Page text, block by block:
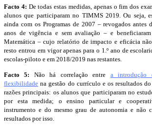
Facto 4: De todas estas medidas, apenas o fim dos
alunos que participaram no TIMMS 2019. Ou seja,
ainda com os Programas de 2007 – revogados antes
anos de vigência e sem avaliação – e
Matemática – cujo relatório de impacto e eficácia
resto entrou em vigor apenas para o 1.º ano de
escolas-piloto e em 2018/2019 nas restantes.
Facto 5: Não há correlação entre
a introdução
flexibilidade na gestão do currículo e os resultados
razões principais: os alunos que participaram no
por esta medida; o ensino particular e
instrumento e do mesmo grau de autonomia e não
resultados por isso.